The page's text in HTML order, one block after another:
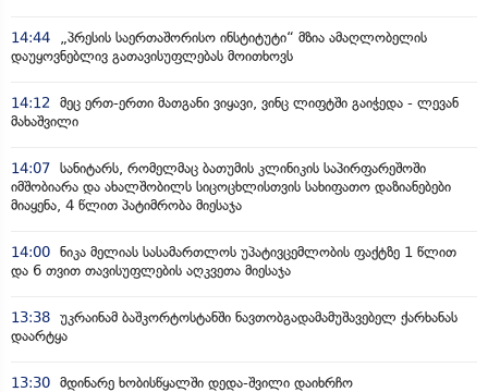
14:44
„პრესის საერთაშორისო ინსტიტუტი“ მზია ამაღლობელის
დაუყოვნებლივ გათავისუფლებას მოითხოვს
14:12
მეც ერთ-ერთი მათგანი ვიყავი, ვინც ლიფტში გაიჭედა - ლევან
მახაშვილი
14:07 სანიტარს, რომელმაც ბათუმის კლინიკის საპირფარეშოში
იმშობიარა და ახალშობილს სიცოცხლისთვის სახიფათო დაზიანებები
მიაყენა, 4 წლით პატიმრობა მიესაჯა
14:00 ნიკა მელიას სასამართლოს უპატივცემლობის ფაქტზე 1 წლით
და 6 თვით თავისუფლების აღკვეთა მიესაჯა
13:38 უკრაინამ ბაშკორტოსტანში ნავთობგადამამუშავებელ ქარხანას
დაარტყა
13:30 მდინარე ხობისწყალში დედა-შვილი დაიხრჩო